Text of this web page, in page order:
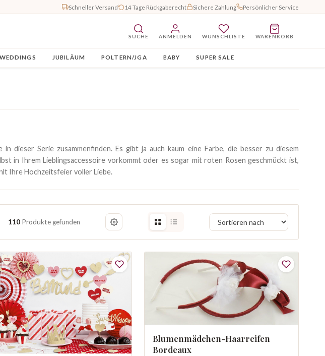
Schneller Versand 14 Tage Rückgaberecht Sichere Zahlung Persönlicher Service
SUCHE ANMELDEN WUNSCHLISTE WARENKORB
JUBILÄUM POLTERN/JGA BABY SUPER SALE
dieser Serie zusammenfinden. Es gibt ja auch kaum eine Farbe, die besser zu diesem
in Ihrem Lieblingsaccessoire vorkommt oder es sogar mit roten Rosen geschmückt ist,
Ihre Hochzeitsfeier voller Liebe.
110 Produkte gefunden
Blumenmädchen-Haarreifen
Bordeaux